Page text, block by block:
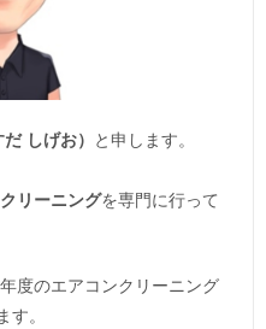
しげお）
と申します。
リーニングを専門に行って
度のエアコンクリーニング
す。